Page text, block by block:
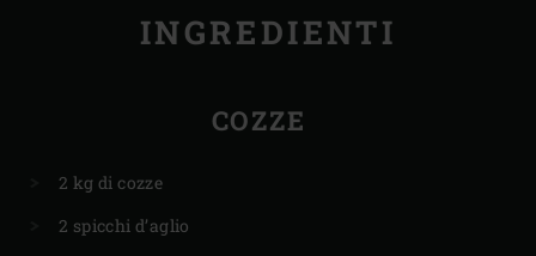
INGREDIENTI
COZZE
2 kg di cozze
2 spicchi d’aglio